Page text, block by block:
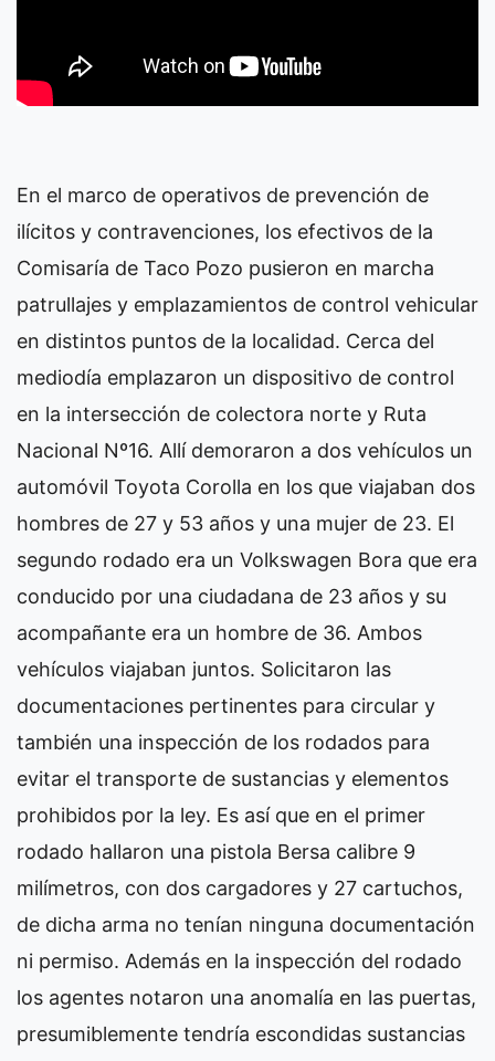
En el marco de operativos de prevención de
ilícitos y contravenciones, los efectivos de la
Comisaría de Taco Pozo pusieron en marcha
patrullajes y emplazamientos de control vehicular
en distintos puntos de la localidad. Cerca del
mediodía emplazaron un dispositivo de control
en la intersección de colectora norte y Ruta
Nacional Nº16. Allí demoraron a dos vehículos un
automóvil Toyota Corolla en los que viajaban dos
hombres de 27 y 53 años y una mujer de 23. El
segundo rodado era un Volkswagen Bora que era
conducido por una ciudadana de 23 años y su
acompañante era un hombre de 36. Ambos
vehículos viajaban juntos. Solicitaron las
documentaciones pertinentes para circular y
también una inspección de los rodados para
evitar el transporte de sustancias y elementos
prohibidos por la ley. Es así que en el primer
rodado hallaron una pistola Bersa calibre 9
milímetros, con dos cargadores y 27 cartuchos,
de dicha arma no tenían ninguna documentación
ni permiso. Además en la inspección del rodado
los agentes notaron una anomalía en las puertas,
presumiblemente tendría escondidas sustancias